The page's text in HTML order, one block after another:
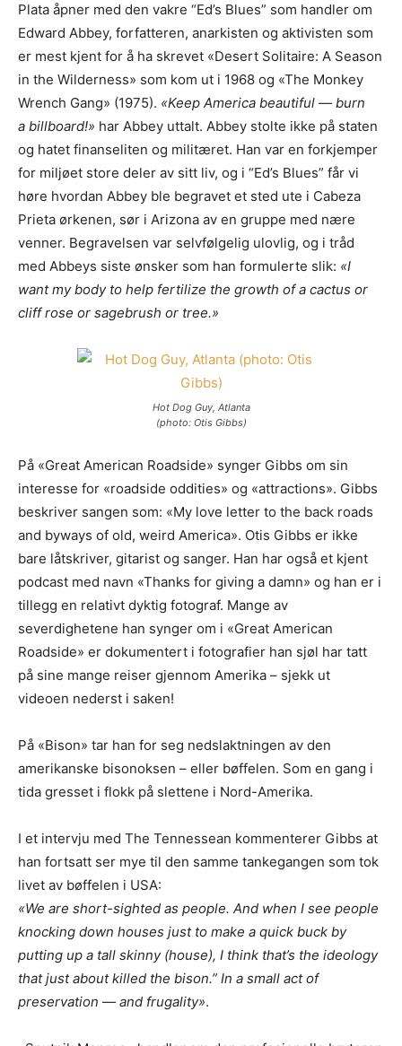
Plata åpner med den vakre “Ed’s Blues” som handler om
Edward Abbey, forfatteren, anarkisten og aktivisten som
er mest kjent for å ha skrevet «Desert Solitaire: A Season
in the Wilderness» som kom ut i 1968 og «The Monkey
Wrench Gang» (1975). «Keep America beautiful — burn
a billboard!» har Abbey uttalt. Abbey stolte ikke på staten
og hatet finanseliten og militæret. Han var en forkjemper
for miljøet store deler av sitt liv, og i “Ed’s Blues” får vi
høre hvordan Abbey ble begravet et sted ute i Cabeza
Prieta ørkenen, sør i Arizona av en gruppe med nære
venner. Begravelsen var selvfølgelig ulovlig, og i tråd
med Abbeys siste ønsker som han formulerte slik: «I
want my body to help fertilize the growth of a cactus or
cliff rose or sagebrush or tree.»
Hot Dog Guy, Atlanta
(photo: Otis Gibbs)
På «Great American Roadside» synger Gibbs om sin
interesse for «roadside oddities» og «attractions». Gibbs
beskriver sangen som: «My love letter to the back roads
and byways of old, weird America». Otis Gibbs er ikke
bare låtskriver, gitarist og sanger. Han har også et kjent
podcast med navn «Thanks for giving a damn» og han er i
tillegg en relativt dyktig fotograf. Mange av
severdighetene han synger om i «Great American
Roadside» er dokumentert i fotografier han sjøl har tatt
på sine mange reiser gjennom Amerika – sjekk ut
videoen nederst i saken!
På «Bison» tar han for seg nedslaktningen av den
amerikanske bisonoksen – eller bøffelen. Som en gang i
tida gresset i flokk på slettene i Nord-Amerika.
I et intervju med The Tennessean kommenterer Gibbs at
han fortsatt ser mye til den samme tankegangen som tok
livet av bøffelen i USA:
«We are short-sighted as people. And when I see people
knocking down houses just to make a quick buck by
putting up a tall skinny (house), I think that’s the ideology
that just about killed the bison.” In a small act of
preservation — and frugality».